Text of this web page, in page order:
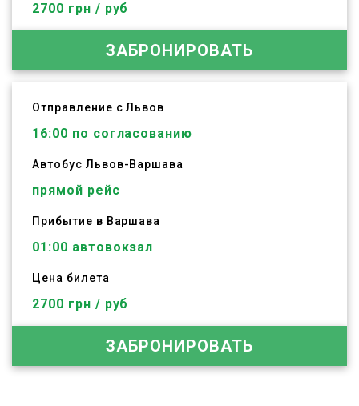
2700 грн / руб
ЗАБРОНИРОВАТЬ
Отправление с Львов
16:00 по согласованию
Автобус Львов-Варшава
прямой рейс
Прибытие в Варшава
01:00 автовокзал
Цена билета
2700 грн / руб
ЗАБРОНИРОВАТЬ